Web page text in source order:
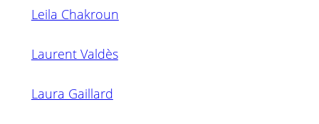
Leila Chakroun
Laurent Valdès
Laura Gaillard